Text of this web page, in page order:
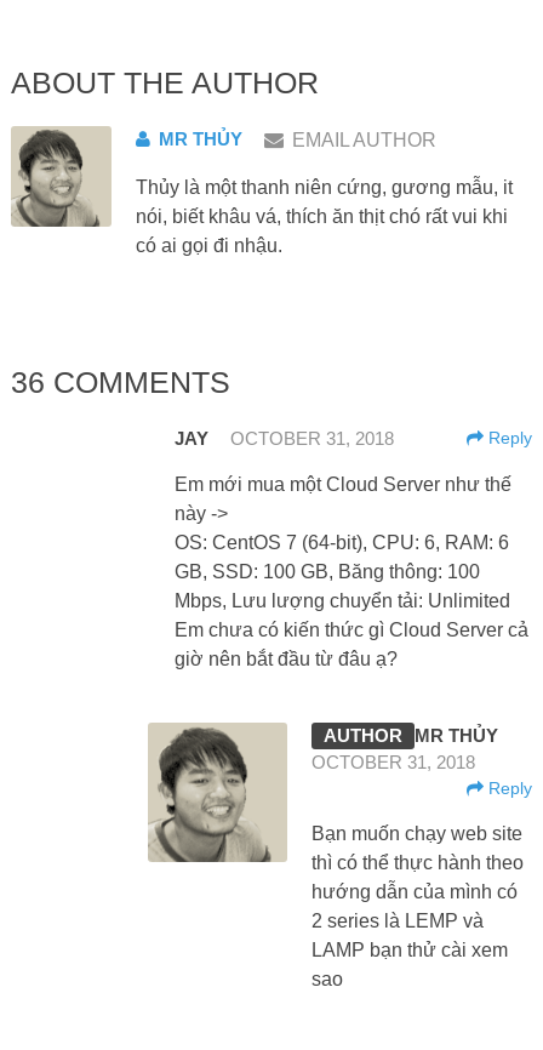
ABOUT THE AUTHOR
MR THỦY EMAIL AUTHOR
Thủy là một thanh niên cứng, gương mẫu, it
nói, biết khâu vá, thích ăn thịt chó rất vui khi
có ai gọi đi nhậu.
36 COMMENTS
JAY OCTOBER 31, 2018 Reply
Em mới mua một Cloud Server như thế
này ->
OS: CentOS 7 (64-bit), CPU: 6, RAM: 6
GB, SSD: 100 GB, Băng thông: 100
Mbps, Lưu lượng chuyển tải: Unlimited
Em chưa có kiến thức gì Cloud Server cả
giờ nên bắt đầu từ đâu ạ?
MR THỦY
OCTOBER 31, 2018
Reply
Bạn muốn chạy web site
thì có thể thực hành theo
hướng dẫn của mình có
2 series là LEMP và
LAMP bạn thử cài xem
sao